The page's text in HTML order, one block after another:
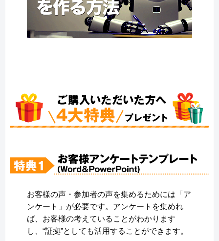
お客様の声・参加者の声を集めるためには「ア
ンケート」が必要です。アンケートを集めれ
ば、お客様の考えていることがわかります
し、“証拠”としても活用することができます。